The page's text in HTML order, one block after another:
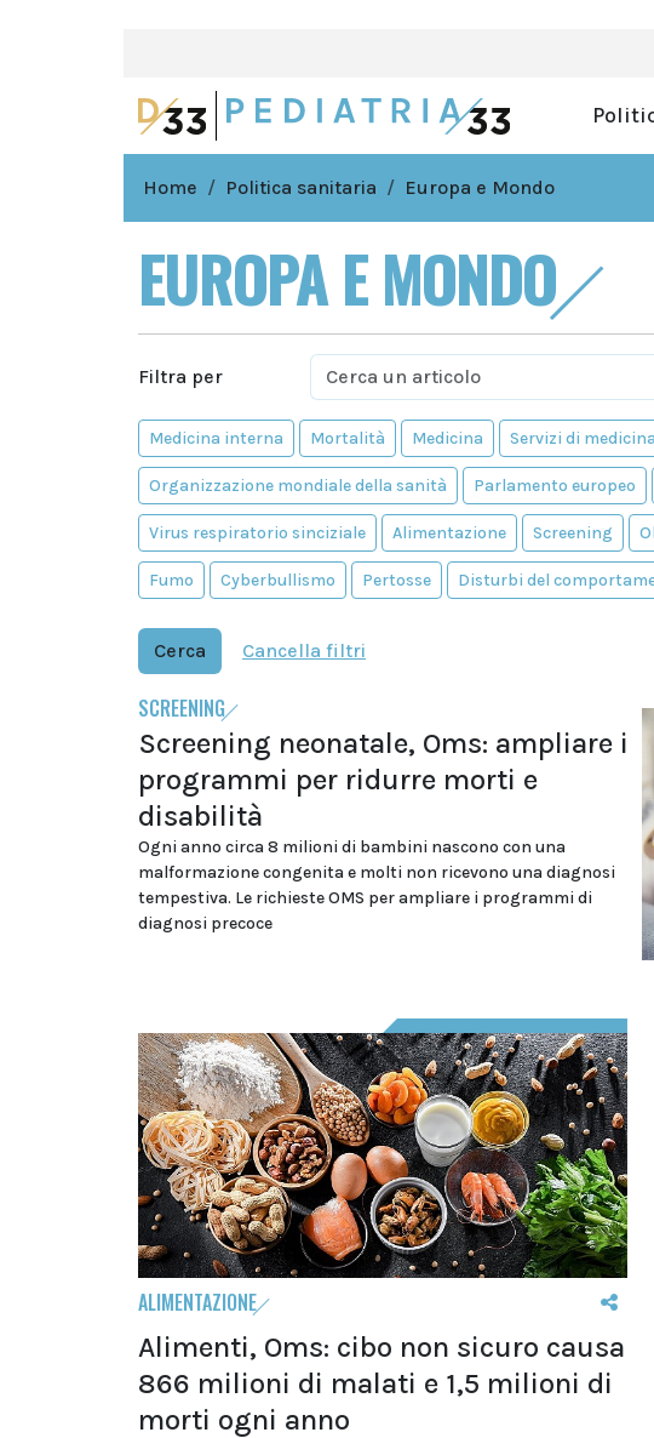
Home Politica sanitaria Europa e Mondo
EUROPA E MONDO
Filtra per
Medicina interna Mortalità Medicina Servizi di
Organizzazione mondiale della sanità Parlamento europeo
Virus respiratorio sinciziale Alimentazione Screening
Fumo Cyberbullismo Pertosse Disturbi del
Cerca Cancella filtri
SCREENING
Screening neonatale, Oms: ampliare i
programmi per ridurre morti e
disabilità
Ogni anno circa 8 milioni di bambini nascono con una
malformazione congenita e molti non ricevono una diagnosi
tempestiva. Le richieste OMS per ampliare i programmi di
diagnosi precoce
ALIMENTAZIONE
Alimenti, Oms: cibo non sicuro causa
866 milioni di malati e 1,5 milioni di
morti ogni anno